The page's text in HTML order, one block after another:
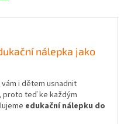
nálepka jako
i dětem usnadnit
proto teď ke každým
edukační nálepku do